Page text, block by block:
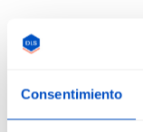
Consentimiento
Etiquetas